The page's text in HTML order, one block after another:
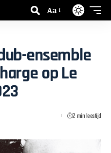
Aa
ensemble
op Le
2 min leestijd